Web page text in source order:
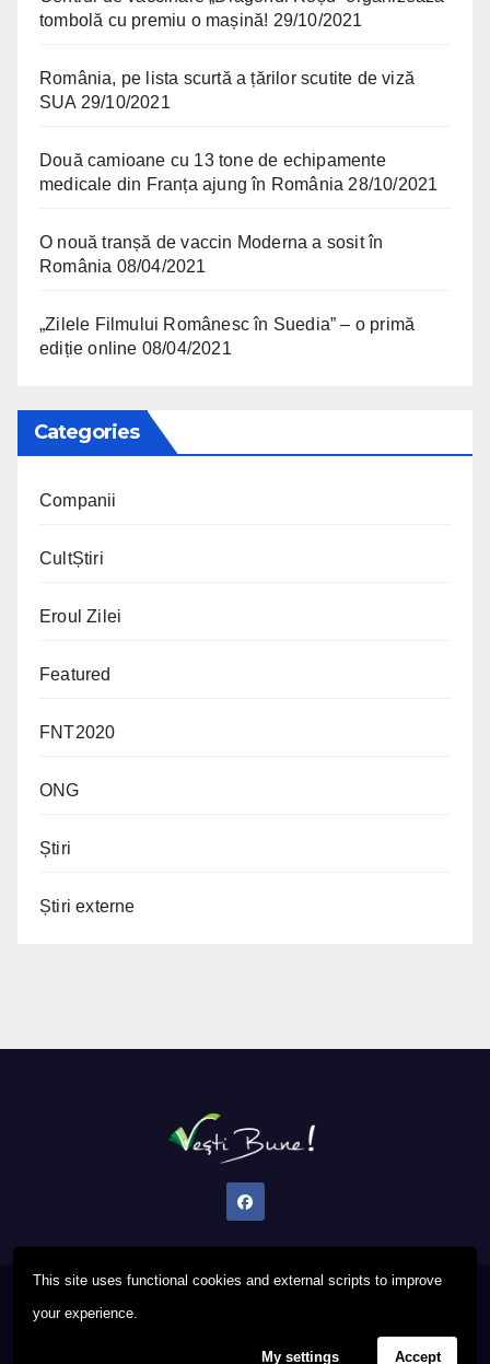
This site uses functional cookies and external scripts to improve
your experience.
My settings Accept
tombolă cu premiu o mașină! 29/10/2021
România, pe lista scurtă a țărilor scutite de viză
SUA 29/10/2021
Două camioane cu 13 tone de echipamente
medicale din Franța ajung în România 28/10/2021
O nouă tranșă de vaccin Moderna a sosit în
România 08/04/2021
„Zilele Filmului Românesc în Suedia” – o primă
ediție online 08/04/2021
Categories
Companii
CultȘtiri
Eroul Zilei
Featured
FNT2020
ONG
Știri
Știri externe
Proudly powered by WordPress
Privacy PolicyFAQ